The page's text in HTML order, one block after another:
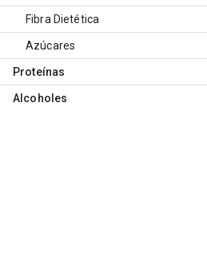
Fibra Dietética
Azúcares
Proteínas
Alcoholes